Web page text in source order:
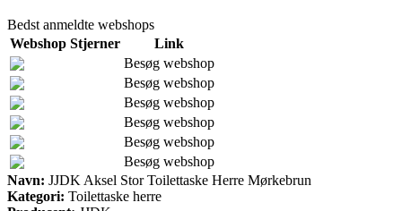
Bedst anmeldte webshops
Webshop Stjerner
Link
Besøg webshop
Besøg webshop
Besøg webshop
Besøg webshop
Besøg webshop
Besøg webshop
Navn: JJDK Aksel Stor Toilettaske Herre Mørkebrun
Kategori: Toilettaske herre